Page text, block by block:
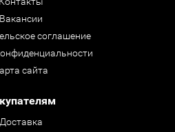
Вакансии
соглашение
сайта
Доставка